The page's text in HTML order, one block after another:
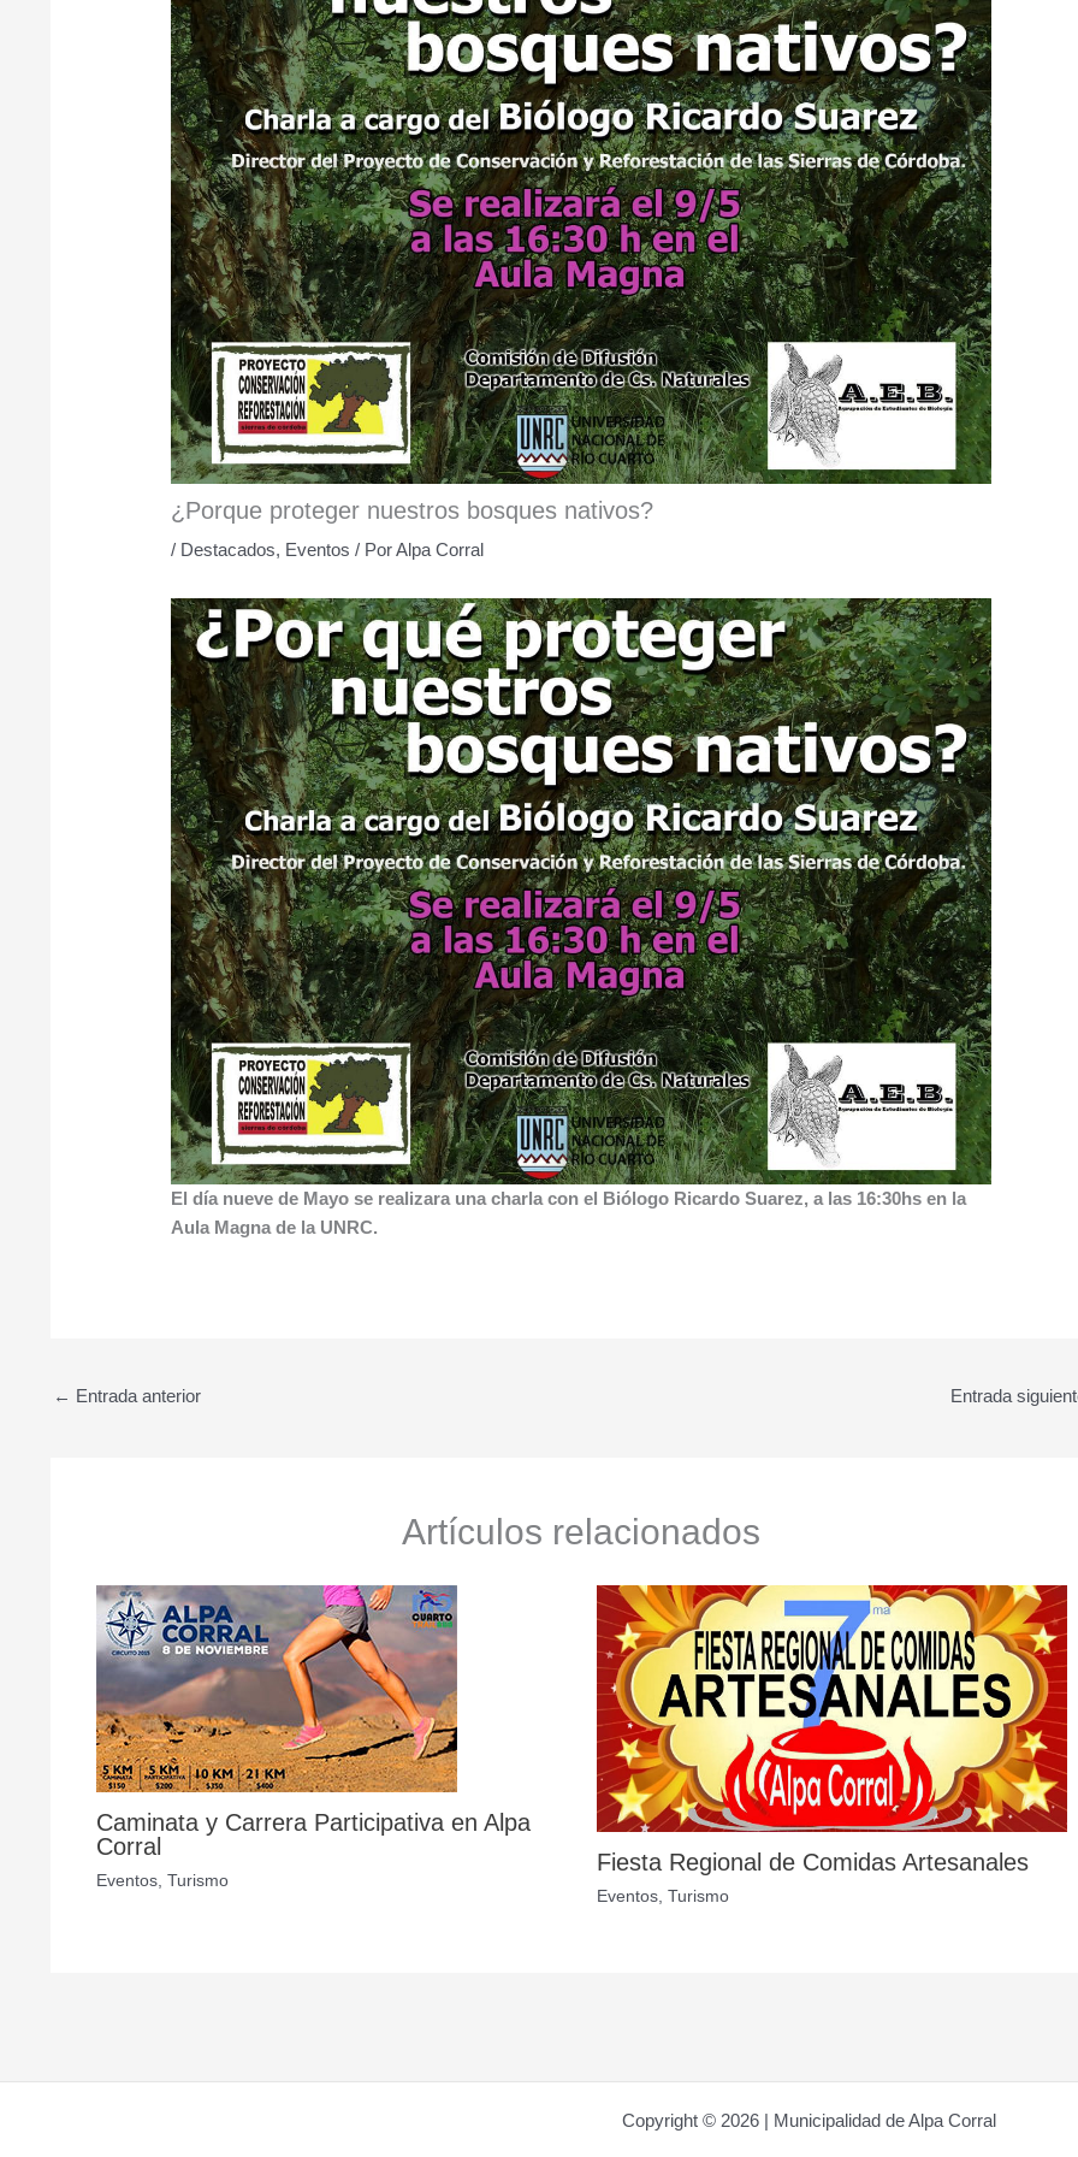
¿Porque proteger nuestros bosques nativos?
/ Destacados, Eventos / PorAlpa Corral
El día nueve de Mayo se realizara una charla con el Biólogo Ricardo Suarez, a las 16:30hs en la
Aula Magna de la UNRC.
← Entrada anterior Entrada
Artículos relacionados
Caminata y Carrera Participativa en Alpa
Corral
Eventos, Turismo
Fiesta Regional de Comidas Artesanales
Eventos, Turismo
Copyright © 2026 | Municipalidad de Alpa Corral